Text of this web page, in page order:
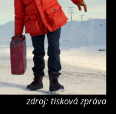
zdroj: tisková zpráva